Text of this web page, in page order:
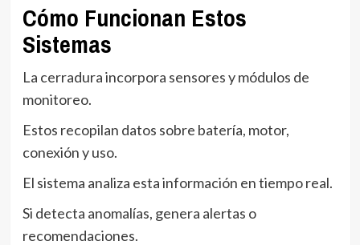
Cómo Funcionan Estos
Sistemas
La cerradura incorpora sensores y módulos de
monitoreo.
Estos recopilan datos sobre batería, motor,
conexión y uso.
El sistema analiza esta información en tiempo real.
Si detecta anomalías, genera alertas o
recomendaciones.